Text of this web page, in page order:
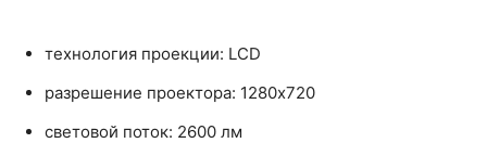
технология проекции: LCD
разрешение проектора: 1280x720
световой поток: 2600 лм